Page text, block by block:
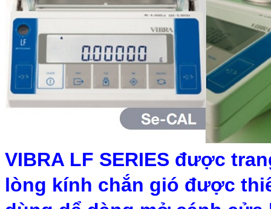
VIBRA LF SERIES được
lòng kính chắn gió được